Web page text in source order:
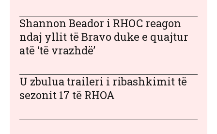
Shannon Beador i RHOC reagon
ndaj yllit të Bravo duke e quajtur
atë ‘të vrazhdë’
U zbulua traileri i ribashkimit të
sezonit 17 të RHOA